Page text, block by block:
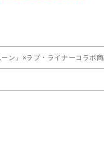
ーン』×ラブ・ライナーコラボ